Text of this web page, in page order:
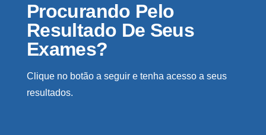
Procurando Pelo
Resultado De Seus
Exames?
Clique no botão a seguir e tenha acesso a seus
resultados.